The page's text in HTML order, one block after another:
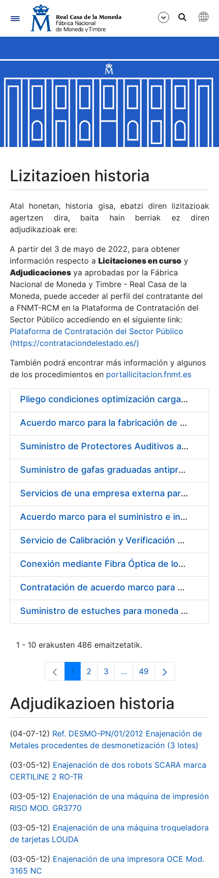
Nabigazioa
Erakutsi/Ezkutatu
Erakutsi/Ezkutatu
Erakutsi/Ezkutatu
Erakutsi/Ezkutatu
Erakutsi/Ezkutatu
Erakutsi/Ezkutatu
Erakutsi/Ezkutatu
Erakutsi/Ezkutatu
Lizitazioen historia
Atal honetan, historia gisa, ebatzi diren lizitazioak
agertzen dira, baita hain berriak ez diren
adjudikazioak ere:
A partir del 3 de mayo de 2022, para obtener
información respecto a Licitaciones en curso y
Adjudicaciones ya aprobadas por la Fábrica
Nacional de Moneda y Timbre - Real Casa de la
Moneda, puede acceder al perfil del contratante del
a FNMT-RCM en la Plataforma de Contratación del
Sector Público accediendo en el siguiente link:
Plataforma de Contratación del Sector Público
(https://contrataciondelestado.es/)
También podrá encontrar más información y algunos
de los procedimientos en portallicitacion.fnmt.es
Pliego condiciones optimización cargas compras firmado
Acuerdo marco para la fabricación de piezas
Suministro de Protectores Auditivos a medida para las personas trabajadoras de los Centros de Trabajo de Madrid y Burgos
Suministro de gafas graduadas antiproyecciones para los trabajadores de la FNMT-RCM en los centros de trabajo de Madrid y Burgos
Servicios de una empresa externa para el asesoramiento y resolución de los recursos de alzada que se presentan relacionados con procesos de selección para la FNMT-RCM
Acuerdo marco para el suministro e instalación de persianas, estores y otros complementos
Servicio de Calibración y Verificación Externa de los Equipos de Medición del Servicio de Prevención de la FNMT-RCM
Conexión mediante Fibra Óptica de los Centros de Proceso de Datos (CPDs) de las sedes de la FNMT-RCM de Burgos y Madrid
Contratación de acuerdo marco para el Suministro de Material de Electricidad para la Fábrica Nacional de Moneda y Timbre-Real Casa de la Moneda en su centro de trabajo de Burgos
Suministro de estuches para moneda de 30 €
1 - 10 erakusten 486 emaitzetatik.
Orrialdea
1 Orrialdea
2 Orrialdea
3 ...Intermediate Pages Use
Orrialdea
49
Adjudikazioen historia
(04-07-12) Ref. DESMO-PN/01/2012 Enajenación de
Metales procedentes de desmonetización (3 lotes)
(03-05-12) Enajenación de dos robots SCARA marca
CERTILINE 2 RO-TR
(03-05-12) Enajenación de una máquina de impresión
RISO MOD. GR3770
(03-05-12) Enajenación de una máquina troqueladora
de tarjetas LOUDA
(03-05-12) Enajenación de una impresora OCE Mod.
3165 NC